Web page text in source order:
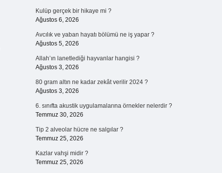
Kulüp gerçek bir hikaye mi ?
Ağustos 6, 2026
Avcılık ve yaban hayatı bölümü ne iş yapar ?
Ağustos 5, 2026
Allah’ın lanetlediği hayvanlar hangisi ?
Ağustos 3, 2026
80 gram altın ne kadar zekât verilir 2024 ?
Ağustos 3, 2026
6. sınıfta akustik uygulamalarına örnekler nelerdir ?
Temmuz 30, 2026
Tip 2 alveolar hücre ne salgılar ?
Temmuz 25, 2026
Kazlar vahşi midir ?
Temmuz 25, 2026